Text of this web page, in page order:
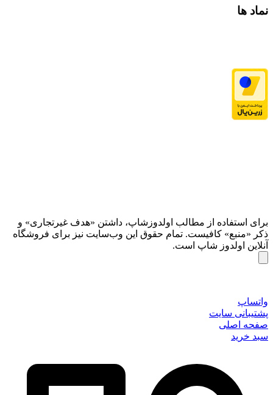
نماد ها
برای استفاده از مطالب اولدوزشاپ، داشتن «هدف غیرتجاری» و
ذکر «منبع» کافیست. تمام حقوق اين وب‌سايت نیز برای فروشگاه
آنلاین اولدوز شاپ است.
واتساپ
پشتیبانی سایت
صفحه اصلی
سبد خرید